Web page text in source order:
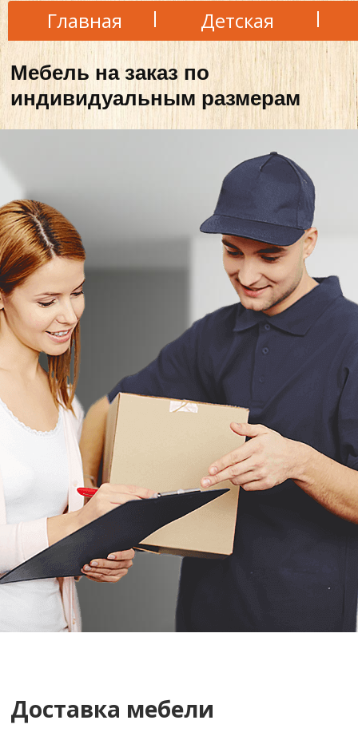
Детская
Мебель на заказ по
индивидуальным размерам
Главная
Доставка мебели